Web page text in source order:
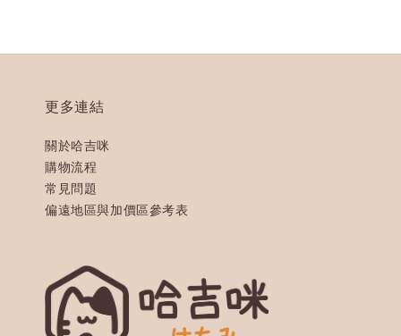
更多連結
關於哈吉咪
購物流程
常見問題
偏遠地區與加價區參考表